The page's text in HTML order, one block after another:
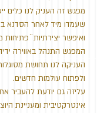
מפגש זה העניק לנו כלים
שעמדו מיד לאחר הסדנא
ואיפשר יצירתיות ̈ פתיחות
המפגש התנהל באווירה
העניקה לנו תחושת
ולפתוח עולמות חדשים.
עליזה גם יודעת להעביר
אינטרקטיבית ומעניינת